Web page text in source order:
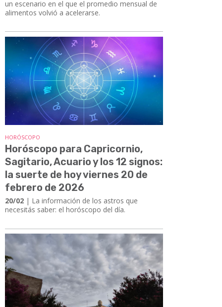
un escenario en el que el promedio mensual de
alimentos volvió a acelerarse.
HORÓSCOPO
Horóscopo para Capricornio,
Sagitario, Acuario y los 12 signos:
la suerte de hoy viernes 20 de
febrero de 2026
20/02 | La información de los astros que
necesitás saber: el horóscopo del día.